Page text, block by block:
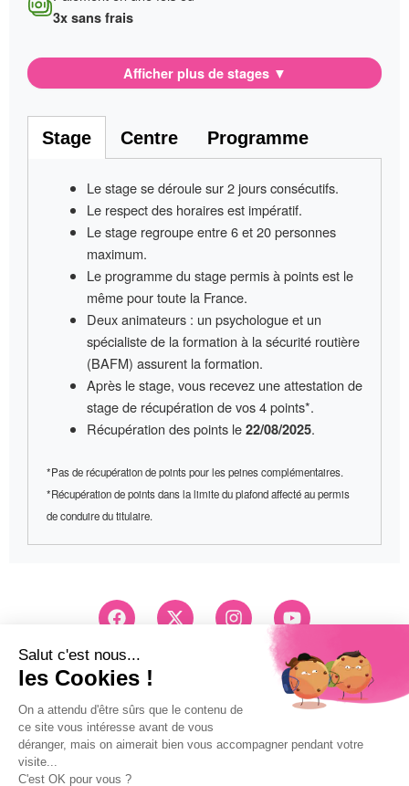
3x sans frais
Afficher plus de stages ▼
Stage Centre Programme
Le stage se déroule sur2 jours consécutifs.
Le respect des horaires est impératif.
Le stage regroupe entre6 et 20 personnes
maximum.
Le programme du stage permis à pointsest le
même pour toute la France.
Deux animateurs: un psychologue et un
spécialiste de la formation à la sécurité routière
(BAFM) assurent la formation.
Après le stage, vous recevez uneattestation de
stagede récupération de vos 4 points*.
Récupération des points le 22/08/2025.
*Pas de récupération de points pour les peines complémentaires.
*Récupération de points dans la limite du plafond affecté au permis
de conduire du titulaire.
F
a
e
b
o
k
X
-
t
e
r
I
n
r
m
Y
o
t
u
b
03 83 26 83 83
Pri d'un appel local
Mentions légales
Politique de confidentialité